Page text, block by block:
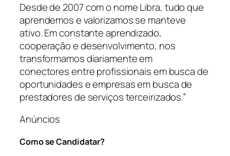
Desde de 2007 com o nome Libra, tudo que
aprendemos e valorizamos se manteve
ativo. Em constante aprendizado,
cooperação e desenvolvimento, nos
transformamos diariamente em
conectores entre profissionais em busca de
oportunidades e empresas em busca de
prestadores de serviços terceirizados.”
Anúncios
Como se Candidatar?